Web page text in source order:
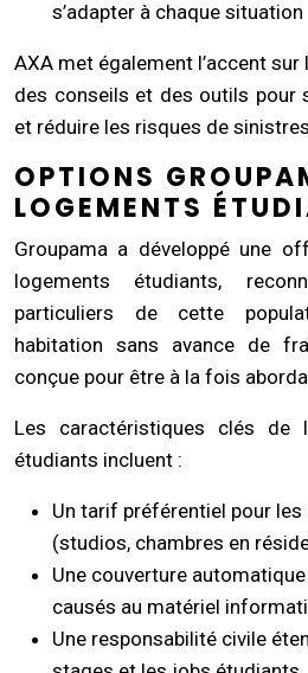
s’adapter à chaque situation
AXA met également l’accent
des conseils et des outils pour
et réduire les risques de
OPTIONS
LOGEMENTS
Groupama a développé une
logements étudiants,
particuliers de cette
habitation sans avance de
conçue pour être à la fois
Les caractéristiques clés de
étudiants incluent :
Un tarif préférentiel pour
(studios, chambres en
Une couverture
causés au matériel
Une responsabilité civile